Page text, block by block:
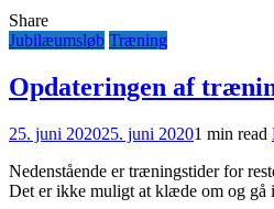
Share
Jubilæumsløb Træning
Opdateringen af
25. juni 202025. juni 20201 min read
Nedenstående er træningstider for
Det er ikke muligt at klæde om og gå